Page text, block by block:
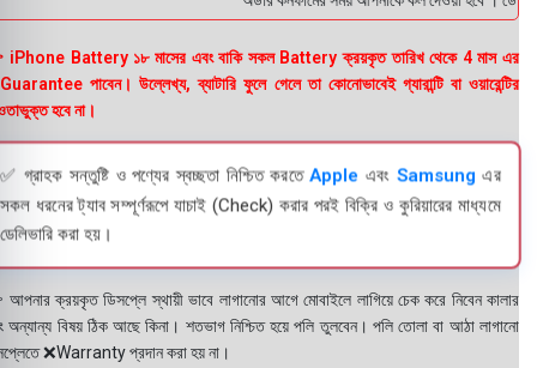
Battery ১৮ মাসের এবং বাকি সকল Battery ক্রয়কৃত তারিখ থেকে 4 মাস এর
পাবেন। উল্লেখ্য, ব্যাটারি ফুলে গেলে তা কোনোভাবেই গ্যারান্টি বা ওয়ারেন্টির
হবে না।
✅ গ্রাহক সন্তুষ্টি ও পণ্যের স্বচ্ছতা নিশ্চিত করতে Apple এবং Samsungএর
সকল ধরনের ট্যাব সম্পূর্ণরূপে যাচাই (Check) করার পরই বিক্রি ও কুরিয়ারের মাধ্যমে
ডেলিভারি করা হয়।
ক্রয়কৃত ডিসপ্লে স্থায়ী ভাবে লাগানোর আগে মোবাইলে লাগিয়ে চেক করে নিবেন কালার
অন্যান্য বিষয় ঠিক আছে কিনা। শতভাগ নিশ্চিত হয়ে পলি তুলবেন। পলি তোলা বা আঠা লাগানো
❌Warranty প্রদান করা হয় না।